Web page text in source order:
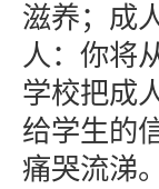
滋养；成
人：你将
学校把成
给学生的
痛哭流涕